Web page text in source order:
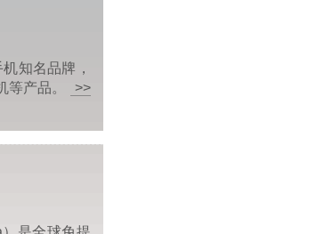
机知名品牌，
等产品。
>>